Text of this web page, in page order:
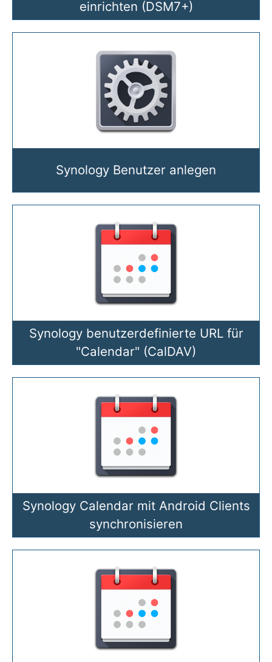
einrichten (DSM7+)
Synology Benutzer anlegen
Synology benutzerdefinierte URL für
"Calendar" (CalDAV)
Synology Calendar mit Android Clients
synchronisieren